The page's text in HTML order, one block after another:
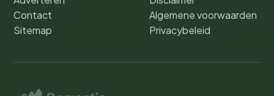
Contact
Sitemap
Algemene voorwaarden
Privacybeleid